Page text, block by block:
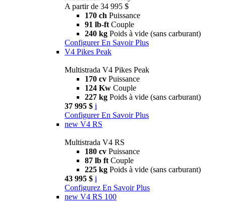
A partir de 34 995 $
170 ch Puissance
91 lb-ft Couple
240 kg Poids à vide (sans carburant)
Configurer En Savoir Plus
V4 Pikes Peak
Multistrada V4 Pikes Peak
170 cv Puissance
124 Kw Couple
227 kg Poids à vide (sans carburant)
37 995 $ i
Configurer En Savoir Plus
new V4 RS
Multistrada V4 RS
180 cv Puissance
87 lb ft Couple
225 kg Poids à vide (sans carburant)
43 995 $ i
Configurez En Savoir Plus
new V4 RS 100